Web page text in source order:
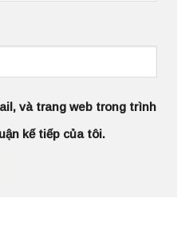
và trang web trong trình
kế tiếp của tôi.